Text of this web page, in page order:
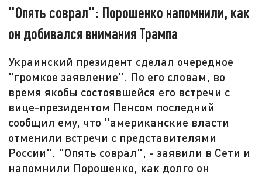
"Опять соврал": Порошенко напомнили, как
он добивался внимания Трампа
Украинский президент сделал очередное
"громкое заявление". По его словам, во
время якобы состоявшейся его встречи с
вице-президентом Пенсом последний
сообщил ему, что "американские власти
отменили встречи с представителями
России". "Опять соврал", - заявили в Сети и
напомнили Порошенко, как долго он